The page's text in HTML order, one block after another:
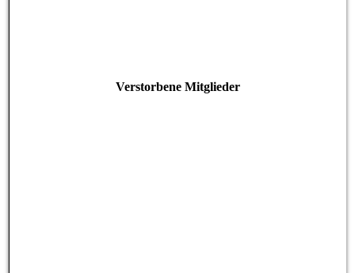
Verstorbene Mitglieder